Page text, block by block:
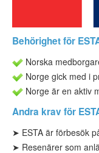
Behörighet för
Norska
Norge gick med i
Norge är en aktiv
Andra krav för
➤ ESTA är förbesök
➤ Resenärer som